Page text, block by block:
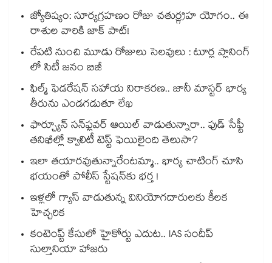
జ్యోతిష్యం: సూర్యగ్రహణం రోజు చతుర్గ్రహ యోగం.. ఈ
రాశుల వారికి జాక్ పాట్!
రేపటి నుంచి మూడు రోజులు సెలవులు : టూర్ల ప్లానింగ్
లో సిటీ జనం బిజీ
ఫిల్మ్ ఫెడరేషన్ సహాయ నిరాకరణ.. జానీ మాస్టర్ భార్య
తీరును ఎండగడుతూ లేఖ
ఫార్చ్యూన్ సన్‌ఫ్లవర్ ఆయిల్ వాడుతున్నారా.. ఫుడ్ సేఫ్టీ
తనిఖీల్లో క్వాలిటీ టెస్ట్ ఫెయిలైంది తెలుసా?
ఇలా తయారవుతున్నారేంటమ్మా.. భార్య చాటింగ్ చూసి
భయంతో పోలీస్ స్టేషన్⁫కు భర్త !
ఇళ్లలో గ్యాస్ వాడుతున్న వినియోగదారులకు కీలక
హెచ్చరిక
కంటెంప్ట్ కేసులో హైకోర్టు ఎదుట.. IAS సందీప్
సుల్తానియా హాజరు